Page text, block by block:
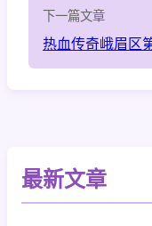
下一篇文章
热血传奇峨眉区
最新文章